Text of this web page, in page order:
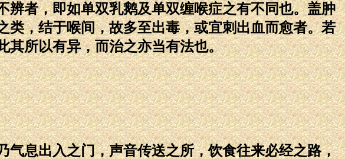
者，即如单双乳鹅及单双缠喉症之有不同也。盖肿
，结于喉间，故多至出毒，或宜刺出血而愈者。若
其所以有异，而治之亦当有法也。
息出入之门，声音传送之所，饮食往来必经之路，